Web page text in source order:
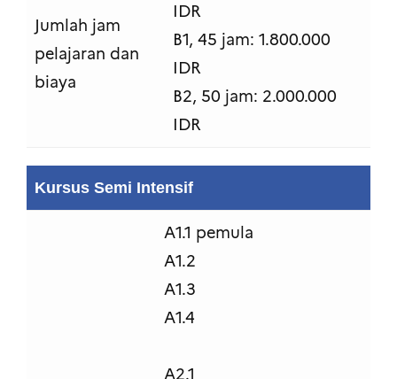
Jumlah jam
pelajaran dan
biaya
IDR
B1, 45 jam: 1.800.000
IDR
B2, 50 jam: 2.000.000
IDR
Kursus Semi Intensif
A1.1 pemula
A1.2
A1.3
A1.4
A2.1